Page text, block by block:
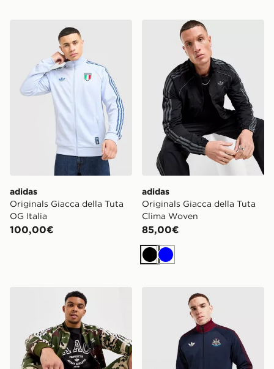
adidas Originals Giacca della Tuta OG Italia
adidas
Originals Giacca della Tuta
OG Italia
100,00€
adidas Originals Giacca
adidas
Originals Giacca della Tuta
Clima Woven
85,00€
Nero
Blu
adidas Originals SST Camo Track Topadidas Originals Giacca